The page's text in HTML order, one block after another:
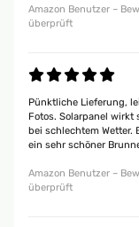
Amazon Benutzer –
überprüft
Pünktliche Lieferung,
Fotos. Solarpanel wirkt
bei schlechtem Wetter.
ein sehr schöner
Amazon Benutzer –
überprüft